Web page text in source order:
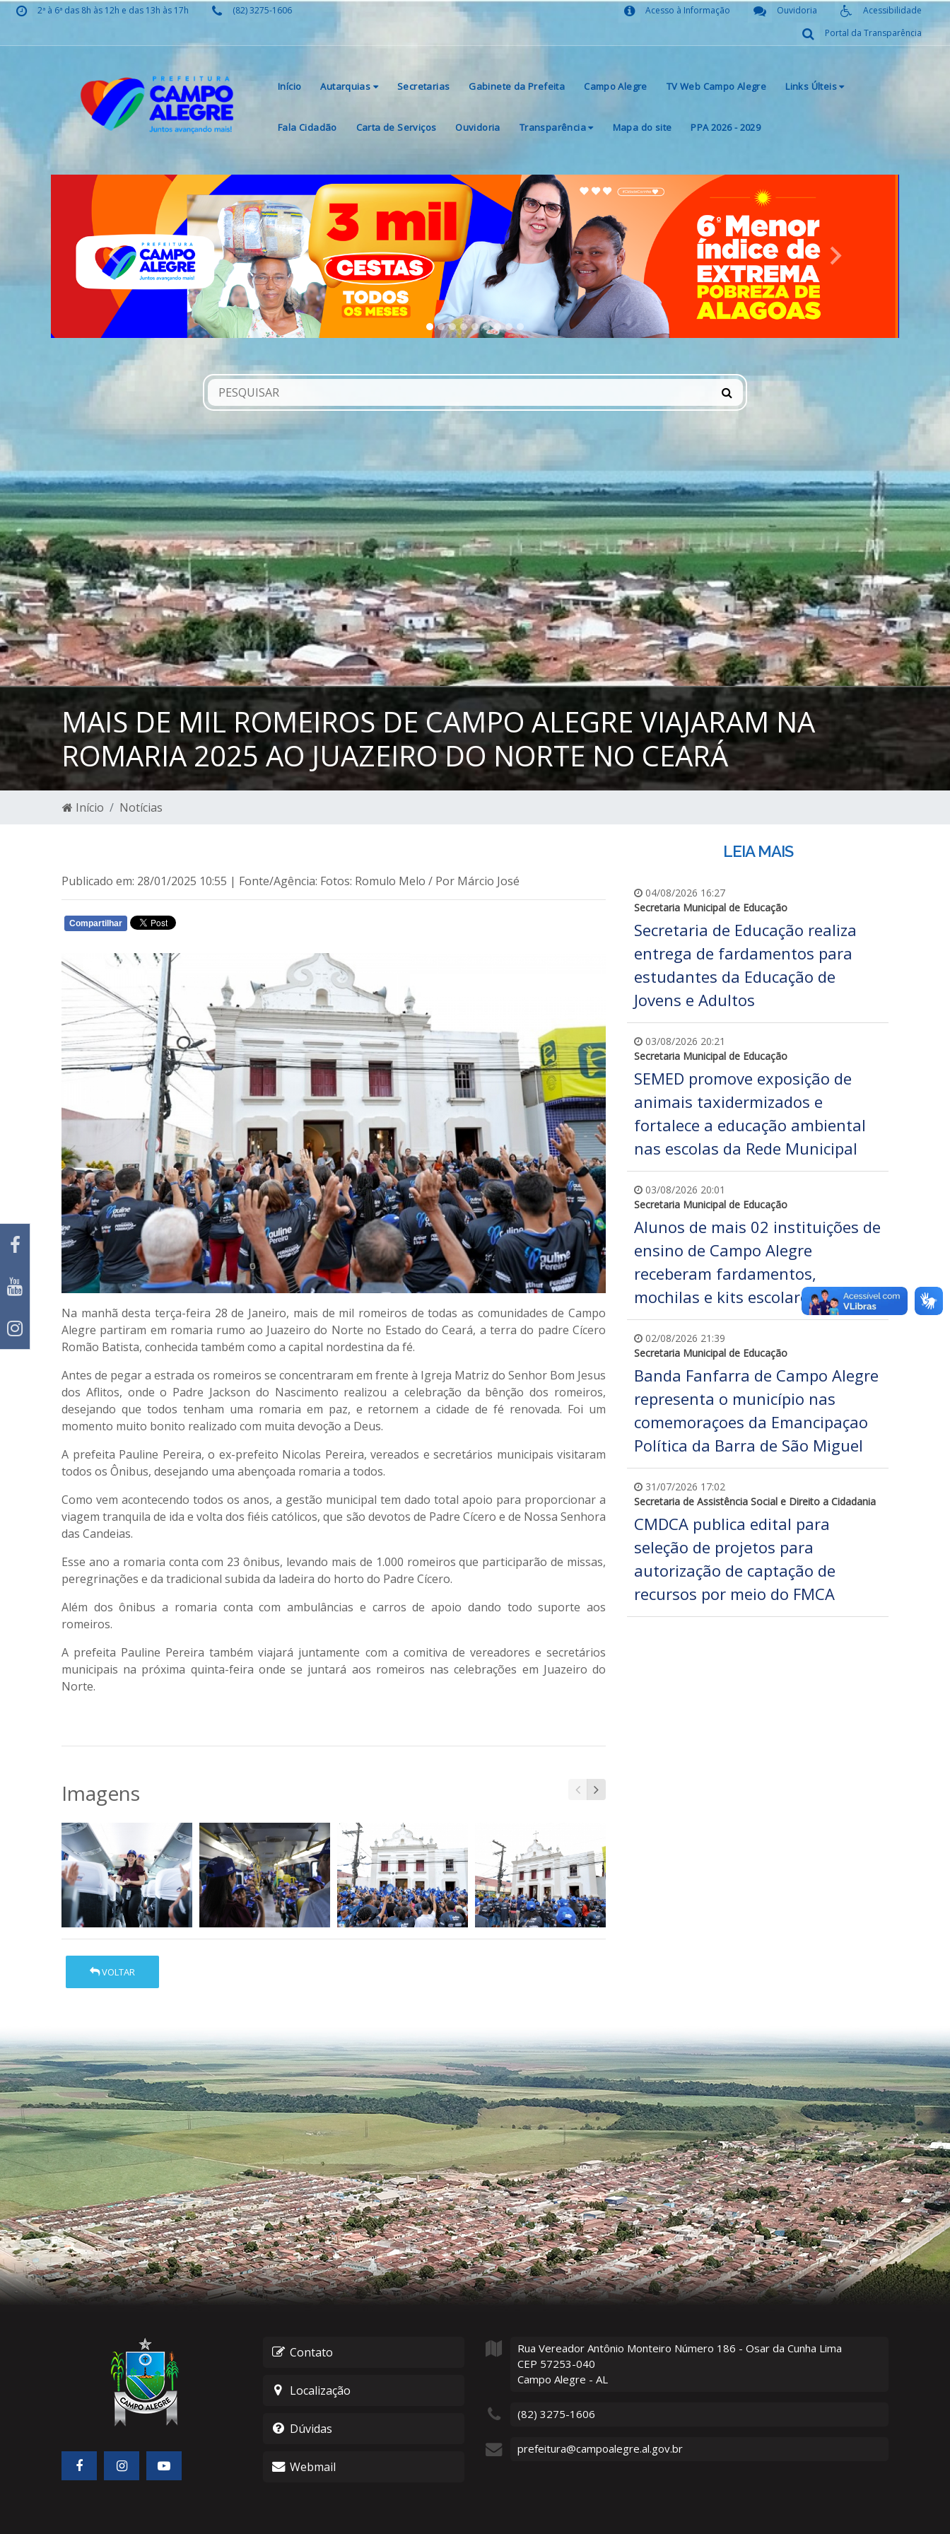
2ª à 6ª das 8h às 12h e das 13h às 17h (82) 3275-1606 Acessibilidade
Ouvidoria
Acesso à Informação
Portal da Transparência
Início Autarquias Secretarias Gabinete da Prefeita Campo Alegre TV Web Campo Alegre Links Últeis
Fala Cidadão Carta de Serviços Ouvidoria Transparência Mapa do site PPA 2026 - 2029
Previous Next
MAIS DE MIL ROMEIROS DE CAMPO ALEGRE VIAJARAM NA
ROMARIA 2025 AO JUAZEIRO DO NORTE NO CEARÁ
Início Notícias
Publicado em: 28/01/2025 10:55 | Fonte/Agência: Fotos: Romulo Melo / Por Márcio José
Compartilhar
Na manhã desta terça-feira 28 de Janeiro, mais de mil romeiros de todas as comunidades de Campo
Alegre partiram em romaria rumo ao Juazeiro do Norte no Estado do Ceará, a terra do padre Cícero
Romão Batista, conhecida também como a capital nordestina da fé.
Antes de pegar a estrada os romeiros se concentraram em frente à Igreja Matriz do Senhor Bom Jesus
dos Aflitos, onde o Padre Jackson do Nascimento realizou a celebração da bênção dos romeiros,
desejando que todos tenham uma romaria em paz, e retornem a cidade de fé renovada. Foi um
momento muito bonito realizado com muita devoção a Deus.
A prefeita Pauline Pereira, o ex-prefeito Nicolas Pereira, vereados e secretários municipais visitaram
todos os Ônibus, desejando uma abençoada romaria a todos.
Como vem acontecendo todos os anos, a gestão municipal tem dado total apoio para proporcionar a
viagem tranquila de ida e volta dos fiéis católicos, que são devotos de Padre Cícero e de Nossa Senhora
das Candeias.
Esse ano a romaria conta com 23 ônibus, levando mais de 1.000 romeiros que participarão de missas,
peregrinações e da tradicional subida da ladeira do horto do Padre Cícero.
Além dos ônibus a romaria conta com ambulâncias e carros de apoio dando todo suporte aos
romeiros.
A prefeita Pauline Pereira também viajará juntamente com a comitiva de vereadores e secretários
municipais na próxima quinta-feira onde se juntará aos romeiros nas celebrações em Juazeiro do
Norte.
Imagens
VOLTAR
LEIA MAIS
04/08/2026 16:27
Secretaria Municipal de Educação
Secretaria de Educação realiza
entrega de fardamentos para
estudantes da Educação de
Jovens e Adultos
03/08/2026 20:21
Secretaria Municipal de Educação
SEMED promove exposição de
animais taxidermizados e
fortalece a educação ambiental
nas escolas da Rede Municipal
03/08/2026 20:01
Secretaria Municipal de Educação
Alunos de mais 02 instituições de
ensino de Campo Alegre
receberam fardamentos,
mochilas e kits escolares
02/08/2026 21:39
Secretaria Municipal de Educação
Banda Fanfarra de Campo Alegre
representa o município nas
comemoraçoes da Emancipaçao
Política da Barra de São Miguel
31/07/2026 17:02
Secretaria de Assistência Social e Direito a Cidadania
CMDCA publica edital para
seleção de projetos para
autorização de captação de
recursos por meio do FMCA
Contato
Localização
Dúvidas
Webmail
Rua Vereador Antônio Monteiro Número 186 - Osar da Cunha Lima
CEP 57253-040
Campo Alegre - AL
(82) 3275-1606
prefeitura@campoalegre.al.gov.br